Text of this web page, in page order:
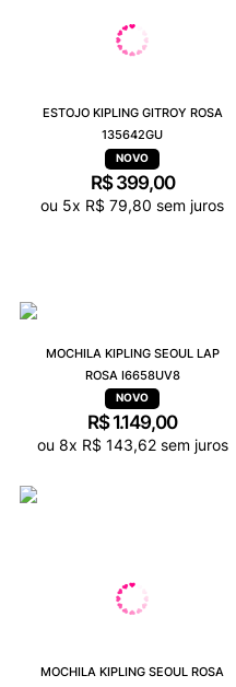
ESTOJO KIPLING GITROY ROSA
135642GU
R$ 399,00
ou 5x R$ 79,80 sem juros
MOCHILA KIPLING SEOUL LAP
ROSA I6658UV8
R$ 1.149,00
ou 8x R$ 143,62sem juros
MOCHILA KIPLING SEOUL ROSA